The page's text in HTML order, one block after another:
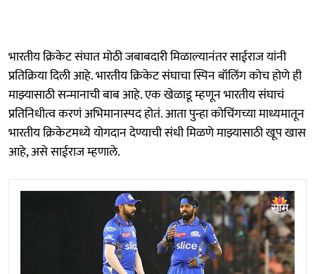
भारतीय क्रिकेट संघात मोठी जबाबदारी मिळाल्यानंतर साईराज यांनी
प्रतिक्रिया दिली आहे. भारतीय क्रिकेट संघाचा स्पिन बॉलिंग कोच होणे ही
माझ्यासाठी सन्मानाची बाब आहे. एक खेळाडू म्हणून भारतीय संघाचं
प्रतिनिधीत्व करणं अभिमानास्पद होतं. आता पुन्हा कोचिंगच्या माध्यमातून
भारतीय क्रिकेटमध्ये योगदान देण्याची संधी मिळणे माझ्यासाठी खूप खास
आहे, असे साईराज म्हणाले.